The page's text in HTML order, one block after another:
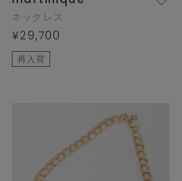
ネックレス
¥29,700
再入荷